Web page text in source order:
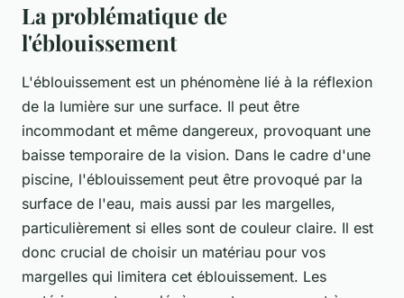
La problématique de
l'éblouissement
L'éblouissement est un phénomène lié à la réflexion
de la lumière sur une surface. Il peut être
incommodant et même dangereux, provoquant une
baisse temporaire de la vision. Dans le cadre d'une
piscine, l'éblouissement peut être provoqué par la
surface de l'eau, mais aussi par les margelles,
particulièrement si elles sont de couleur claire. Il est
donc crucial de choisir un matériau pour vos
margelles qui limitera cet éblouissement. Les